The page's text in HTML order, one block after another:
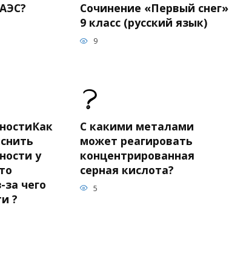
Сочинение «Первый снег»
9 класс (русский язык)
9
у
чего
?
С какими металами
может реагировать
концентрированная
серная кислота?
5